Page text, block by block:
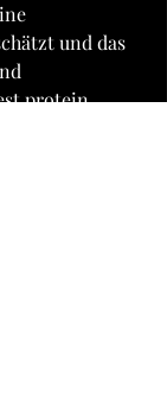
und das
protein